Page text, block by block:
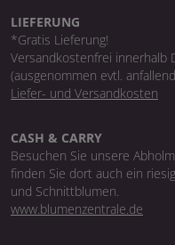
LIEFERUNG
*Gratis Lieferung!
Versandkostenfrei innerhalb
(ausgenommen evtl.
Liefer- und Versandkosten
CASH & CARRY
Besuchen Sie unsere
finden Sie dort auch ein
und Schnittblumen.
www.blumenzentrale.de